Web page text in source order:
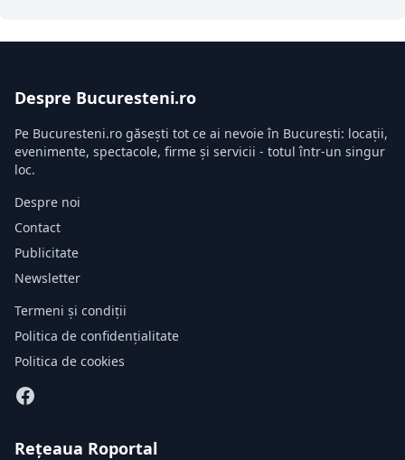
Despre Bucuresteni.ro
Pe Bucuresteni.ro găsești tot ce ai nevoie în București: locații,
evenimente, spectacole, firme și servicii - totul într-un singur
loc.
Despre noi
Contact
Publicitate
Newsletter
Termeni și condiții
Politica de confidențialitate
Politica de cookies
Rețeaua Roportal